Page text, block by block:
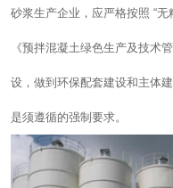
砂浆生产企业，应严格按照 “
《预拌混凝土绿色生产及技术
设，做到环保配套建设和主体
是须遵循的强制要求。